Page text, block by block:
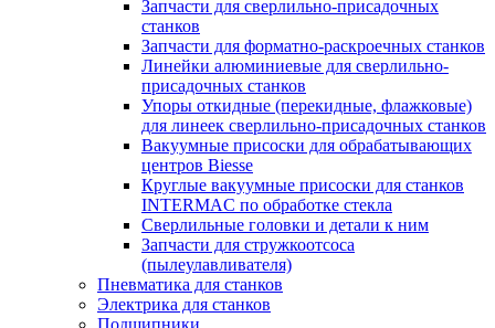
Запчасти для сверлильно-присадочных
станков
Запчасти для форматно-раскроечных станков
Линейки алюминиевые для сверлильно-
присадочных станков
Упоры откидные (перекидные, флажковые)
для линеек сверлильно-присадочных станков
Вакуумные присоски для обрабатывающих
центров Biesse
Круглые вакуумные присоски для станков
INTERMAC по обработке стекла
Сверлильные головки и детали к ним
Запчасти для стружкоотсоса
(пылеулавливателя)
Пневматика для станков
Электрика для станков
Подшипники